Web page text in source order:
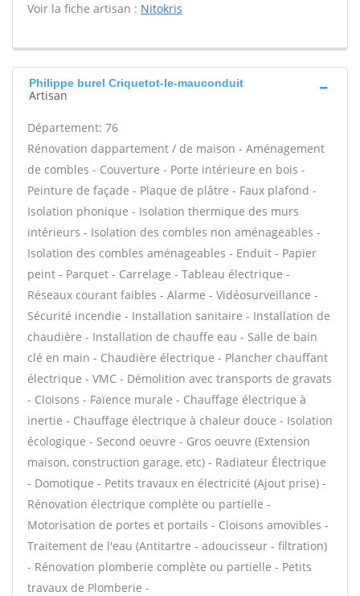
Voir la fiche artisan : Nitokris
Philippe burel Criquetot-le-mauconduit
Artisan
Département: 76
Rénovation dappartement / de maison - Aménagement
de combles - Couverture - Porte intérieure en bois -
Peinture de façade - Plaque de plâtre - Faux plafond -
Isolation phonique - Isolation thermique des murs
intérieurs - Isolation des combles non aménageables -
Isolation des combles aménageables - Enduit - Papier
peint - Parquet - Carrelage - Tableau électrique -
Réseaux courant faibles - Alarme - Vidéosurveillance -
Sécurité incendie - Installation sanitaire - Installation de
chaudière - Installation de chauffe eau - Salle de bain
clé en main - Chaudière électrique - Plancher chauffant
électrique - VMC - Démolition avec transports de gravats
- Cloisons - Faïence murale - Chauffage électrique à
inertie - Chauffage électrique à chaleur douce - Isolation
écologique - Second oeuvre - Gros oeuvre (Extension
maison, construction garage, etc) - Radiateur Électrique
- Domotique - Petits travaux en électricité (Ajout prise) -
Rénovation électrique complète ou partielle -
Motorisation de portes et portails - Cloisons amovibles -
Traitement de l'eau (Antitartre - adoucisseur - filtration)
- Rénovation plomberie complète ou partielle - Petits
travaux de Plomberie -